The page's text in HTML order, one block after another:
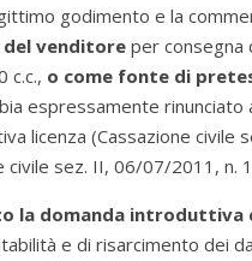
godimento e la
venditore per consegna
c.c., o come fonte di
espressamente rinunciato
licenza (Cassazione civile
civile sez. II, 06/07/2011, n.
la domanda introduttiva
e di risarcimento dei